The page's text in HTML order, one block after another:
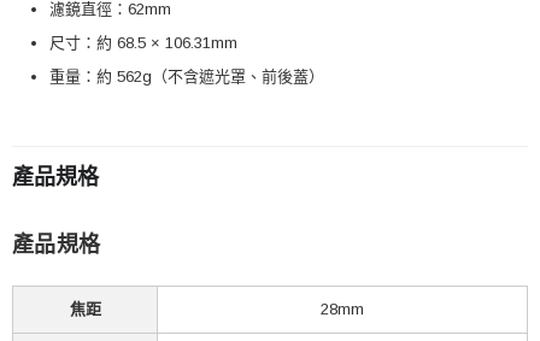
濾鏡直徑：62mm
尺寸：約 68.5 × 106.31mm
重量：約 562g（不含遮光罩、前後蓋）
產品規格
產品規格
焦距 28mm